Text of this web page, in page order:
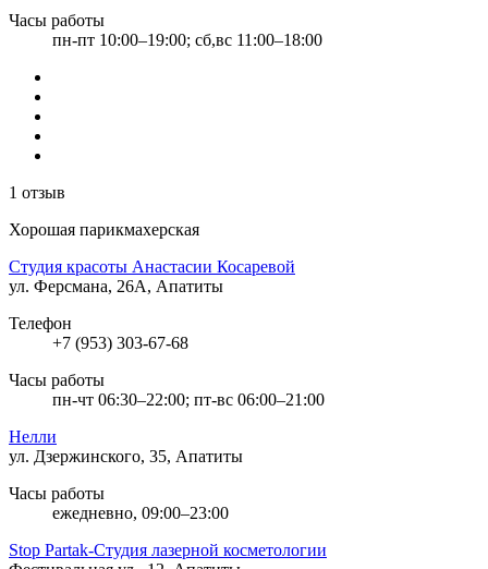
Часы работы
пн-пт 10:00–19:00; сб,вс 11:00–18:00
1 отзыв
Хорошая парикмахерская
Студия красоты Анастасии Косаревой
ул. Ферсмана, 26А, Апатиты
Телефон
+7 (953) 303-67-68
Часы работы
пн-чт 06:30–22:00; пт-вс 06:00–21:00
Нелли
ул. Дзержинского, 35, Апатиты
Часы работы
ежедневно, 09:00–23:00
Stop Partak-Студия лазерной косметологии